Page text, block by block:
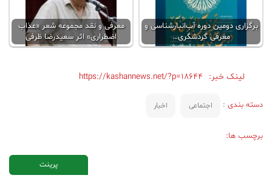
برگزاری دومین دوره آب‌انبار‌شناسی و
معرفی گردشگری…
معرفی و نقد مجموعه شعر «عذاب
اضطراری» اثر سعیدرضا ظرفی
لینک خبر: https://kashannews.net/?p=18644
دسته بندی : اجتماعی اخبار
برچسب ها:
پرینت